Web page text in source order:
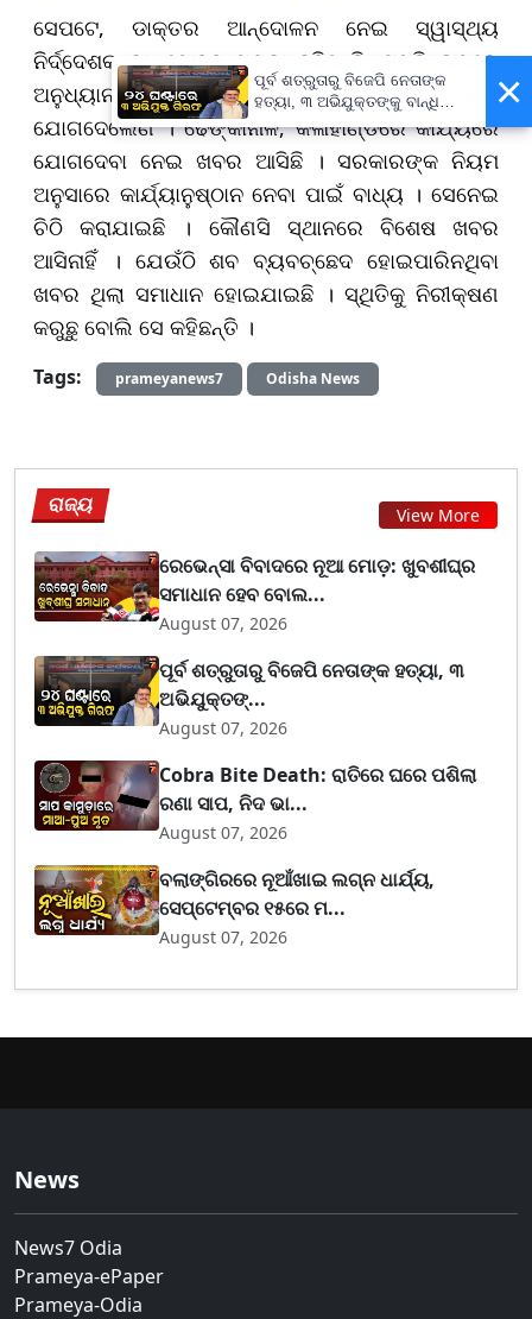
ସେପଟେ, ଡାକ୍ତର ଆନ୍ଦୋଳନ ନେଇ ସ୍ୱାସ୍ଥ୍ୟ
ନିର୍ଦ୍ଦେଶକ ଡା. ମୋହନ ପଣ୍ଡା କହିଛନ୍ତି, ସ୍ଥିତି ଉପରେ
ଅନୁଧ୍ୟାନ କରୁଛୁ । କିଛି ଜିଲ୍ଲାରେ ଡାକ୍ତର କାର୍ଯ୍ୟରେ
ଯୋଗଦେଲେଣି । ଢେଙ୍କାନାଳ, କଳାହାଣ୍ଡିରେ କାର୍ଯ୍ୟରେ
ଯୋଗଦେବା ନେଇ ଖବର ଆସିଛି । ସରକାରଙ୍କ ନିୟମ
ଅନୁସାରେ କାର୍ଯ୍ୟାନୁଷ୍ଠାନ ନେବା ପାଇଁ ବାଧ୍ୟ । ସେନେଇ
ଚିଠି କରାଯାଇଛି । କୌଣସି ସ୍ଥାନରେ ବିଶେଷ ଖବର
ଆସିନାହିଁ । ଯେଉଁଠି ଶବ ବ୍ୟବଚ୍ଛେଦ ହୋଇପାରିନଥିବା
ଖବର ଥିଲା ସମାଧାନ ହୋଇଯାଇଛି । ସ୍ଥିତିକୁ ନିରୀକ୍ଷଣ
କରୁଛୁ ବୋଲି ସେ କହିଛନ୍ତି ।
Tags: prameyanews7 Odisha News
ରାଜ୍ୟ View More
ରେଭେନ୍ସା ବିବାଦରେ ନୂଆ ମୋଡ଼: ଖୁବଶୀଘ୍ର
ସମାଧାନ ହେବ ବୋଲ...
August 07, 2026
ପୂର୍ବ ଶତ୍ରୁତାରୁ ବିଜେପି ନେତାଙ୍କ ହତ୍ୟା, ୩
ଅଭିଯୁକ୍ତଙ୍...
August 07, 2026
Cobra Bite Death: ରାତିରେ ଘରେ ପଶିଲା
ରଣା ସାପ, ନିଦ ଭା...
August 07, 2026
ବଲାଙ୍ଗିରରେ ନୂଆଁଖାଇ ଲଗ୍ନ ଧାର୍ଯ୍ୟ,
ସେପ୍ଟେମ୍ବର ୧୫ରେ ମ...
August 07, 2026
News
News7 Odia
Prameya-ePaper
Prameya-Odia
×
ପୂର୍ବ ଶତ୍ରୁତାରୁ ବିଜେପି ନେତାଙ୍କ
ହତ୍ୟା, ୩ ଅଭିଯୁକ୍ତଙ୍କୁ ବାନ୍ଧିଲା
ପୋଲିସ